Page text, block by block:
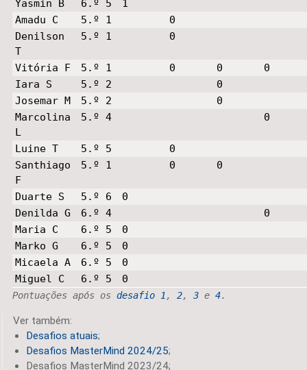
Pontuações após os desafio 1, 2, 3 e 4.
Yasmin B 6.º 5
1
Amadu C
5.º 1
0
Denilson
T
5.º 1 0
Vitória F 5.º 1 0 0
0
Iara S
5.º 2
0
Josemar M
5.º 2
0
Marcolina
L
5.º 4 0
Luine T 5.º 5
0
Santhiago
F
5.º 1 0 0
Duarte S 5.º 6
0
Denilda G
6.º 4
0
Maria C
6.º 5
0
Marko G
6.º 5
0
Micaela A
6.º 5
0
Miguel C
6.º 5 0
Ver também:
Desafios atuais;
Desafios MasterMind 2024/25;
Desafios MasterMind 2023/24;